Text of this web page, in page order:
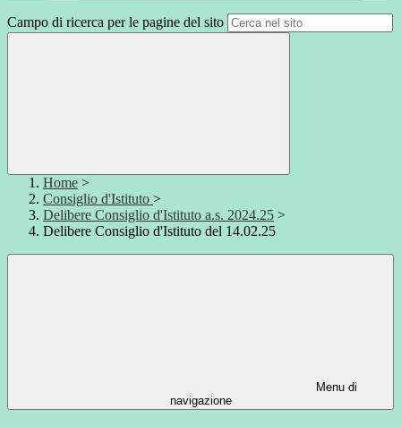
Campo di ricerca per le pagine del sito
Home >
Consiglio d'Istituto >
Delibere Consiglio d'Istituto a.s. 2024.25 >
Delibere Consiglio d'Istituto del 14.02.25
Menu di
navigazione